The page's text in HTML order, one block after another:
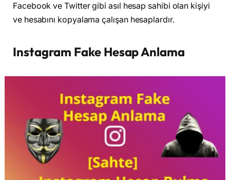
Facebook ve Twitter gibi asıl hesap sahibi olan kişiyi
ve hesabını kopyalama çalışan hesaplardır.
Instagram Fake Hesap Anlama